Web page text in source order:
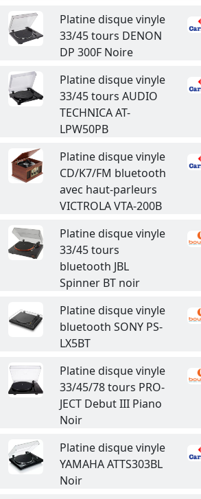
Platine disque vinyle
33/45 tours DENON
DP 300F Noire
Platine disque vinyle
33/45 tours AUDIO
TECHNICA AT-
LPW50PB
Platine disque vinyle
CD/K7/FM bluetooth
avec haut-parleurs
VICTROLA VTA-200B
Platine disque vinyle
33/45 tours
bluetooth JBL
Spinner BT noir
Platine disque vinyle
bluetooth SONY PS-
LX5BT
Platine disque vinyle
33/45/78 tours PRO-
JECT Debut III Piano
Noir
Platine disque vinyle
YAMAHA ATTS303BL
Noir